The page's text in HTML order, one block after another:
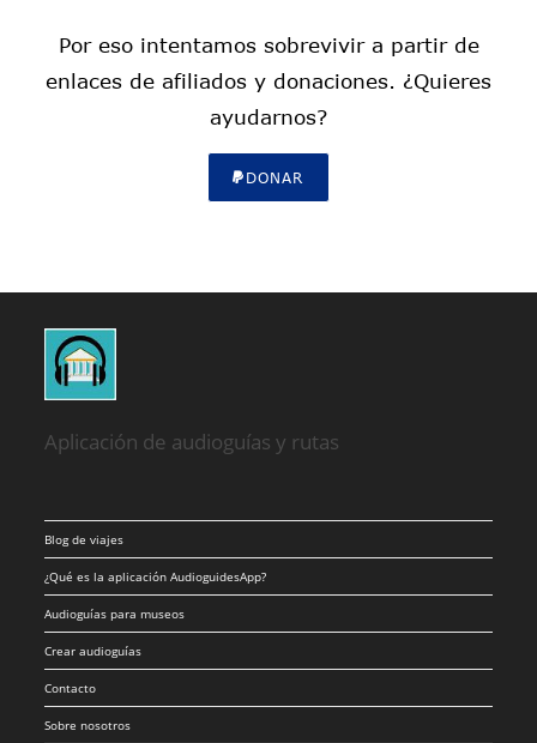
Por eso intentamos sobrevivir a partir de
enlaces de afiliados y donaciones. ¿Quieres
ayudarnos?
DONAR
Aplicación de audioguías y rutas
Blog de viajes
¿Qué es la aplicación AudioguidesApp?
Audioguías para museos
Crear audioguías
Contacto
Sobre nosotros